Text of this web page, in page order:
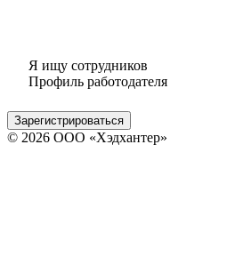
Я ищу сотрудников
Профиль работодателя
Зарегистрироваться
© 2026 ООО «Хэдхантер»